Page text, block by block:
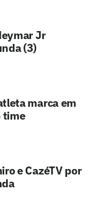
Jr
(3)
marca em
time
e CazéTV por